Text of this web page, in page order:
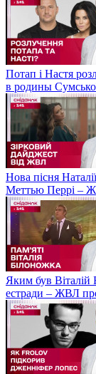
Потап і Настя
в родины
Нова пісня
Меттью Перрі –
Яким був Віталій
естради – ЖВЛ